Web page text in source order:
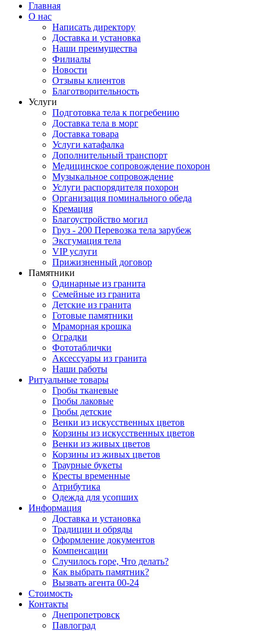
Главная
О нас
Написать директору
Доставка и установка
Наши преимущества
Филиалы
Новости
Отзывы клиентов
Благотворительность
Услуги
Подготовка тела к погребению
Доставка тела в морг
Доставка товара
Услуги катафалка
Дополнительный транспорт
Медицинское сопровождение похорон
Музыкальное сопровождение
Услуги распорядителя похорон
Организация поминального обеда
Кремация
Благоустройство могил
Груз - 200 Перевозка тела зарубеж
Эксгумация тела
VIP услуги
Прижизненный договор
Памятники
Одинарные из гранита
Семейные из гранита
Детские из гранита
Готовые памятники
Мраморная крошка
Оградки
Фототаблички
Аксессуары из гранита
Наши работы
Ритуальные товары
Гробы тканевые
Гробы лаковые
Гробы детские
Венки из искусственных цветов
Корзины из искусственных цветов
Венки из живых цветов
Корзины из живых цветов
Траурные букеты
Кресты временные
Атрибутика
Одежда для усопших
Информация
Доставка и установка
Традиции и обряды
Оформление документов
Компенсации
Случилось горе, Что делать?
Как выбрать памятник?
Вызвать агента 00-24
Стоимость
Контакты
Днепропетровск
Павлоград